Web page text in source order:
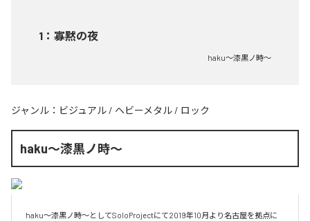
1 ： 寡黙の夜
haku～漆黒ノ時～
ジャンル： ビジュアル / ヘビーメタル / ロック
haku～漆黒ノ時～
haku～漆黒ノ時～としてSoloProjectにて2019年10月より名古屋を拠点に